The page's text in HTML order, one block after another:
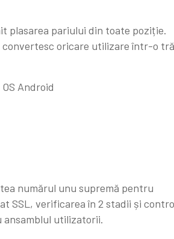
plasarea pariului din toate poziție.
convertesc oricare utilizare într-o
Android
numărul unu supremă pentru
SSL, verificarea în 2 stadii și
ansamblul utilizatorii.